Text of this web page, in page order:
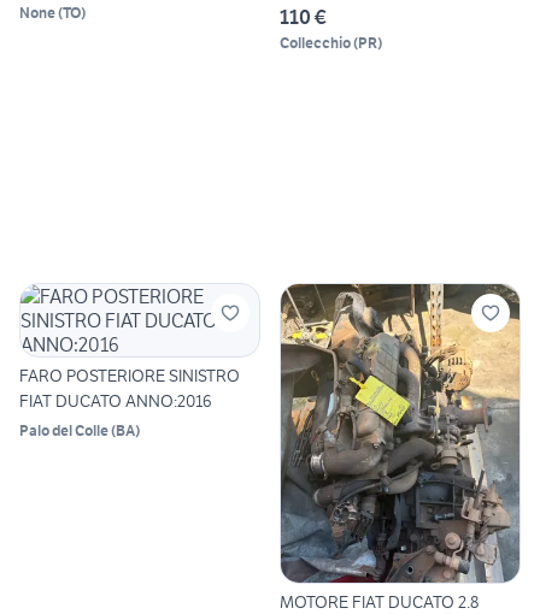
None(TO) 110 €
Collecchio(PR)
FARO POSTERIORE SINISTRO
FIAT DUCATO ANNO:2016
Palo del Colle(BA)
MOTORE FIAT DUCATO 2.8